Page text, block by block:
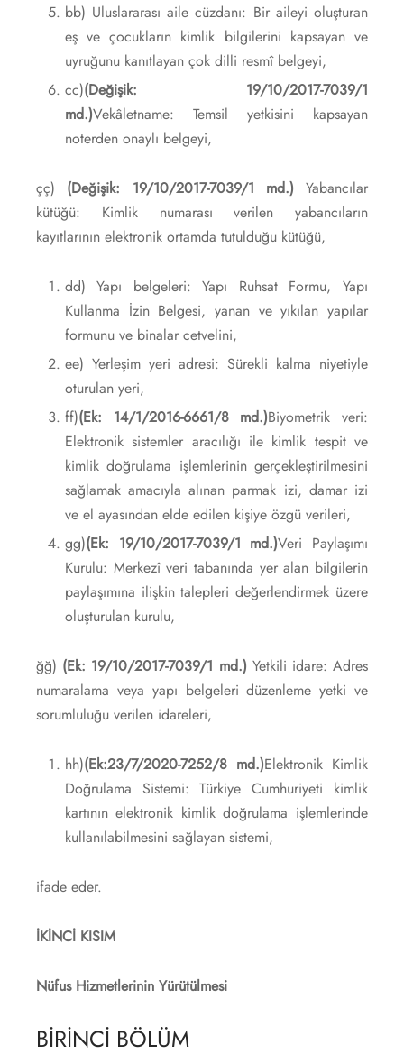
bb) Uluslararası aile cüzdanı: Bir aileyi oluşturan
eş ve çocukların kimlik bilgilerini kapsayan ve
uyruğunu kanıtlayan çok dilli resmî belgeyi,
cc)(Değişik: 19/10/2017-7039/1
md.)Vekâletname: Temsil yetkisini kapsayan
noterden onaylı belgeyi,
çç) (Değişik: 19/10/2017-7039/1 md.) Yabancılar
kütüğü: Kimlik numarası verilen yabancıların
kayıtlarının elektronik ortamda tutulduğu kütüğü,
dd) Yapı belgeleri: Yapı Ruhsat Formu, Yapı
Kullanma İzin Belgesi, yanan ve yıkılan yapılar
formunu ve binalar cetvelini,
ee) Yerleşim yeri adresi: Sürekli kalma niyetiyle
oturulan yeri,
ff)(Ek: 14/1/2016-6661/8 md.)Biyometrik veri:
Elektronik sistemler aracılığı ile kimlik tespit ve
kimlik doğrulama işlemlerinin gerçekleştirilmesini
sağlamak amacıyla alınan parmak izi, damar izi
ve el ayasından elde edilen kişiye özgü verileri,
gg)(Ek: 19/10/2017-7039/1 md.)Veri Paylaşımı
Kurulu: Merkezî veri tabanında yer alan bilgilerin
paylaşımına ilişkin talepleri değerlendirmek üzere
oluşturulan kurulu,
ğğ) (Ek: 19/10/2017-7039/1 md.) Yetkili idare: Adres
numaralama veya yapı belgeleri düzenleme yetki ve
sorumluluğu verilen idareleri,
hh)(Ek:23/7/2020-7252/8 md.)Elektronik Kimlik
Doğrulama Sistemi: Türkiye Cumhuriyeti kimlik
kartının elektronik kimlik doğrulama işlemlerinde
kullanılabilmesini sağlayan sistemi,
ifade eder.
İKİNCİ KISIM
Nüfus Hizmetlerinin Yürütülmesi
BİRİNCİ BÖLÜM